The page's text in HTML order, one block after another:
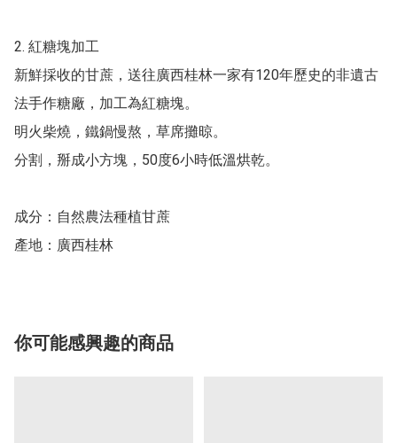
2. 紅糖塊加工
新鮮採收的甘蔗，送往廣西桂林一家有120年歷史的非遺古
法手作糖廠，加工為紅糖塊。
明火柴燒，鐵鍋慢熬，草席攤晾。
分割，掰成小方塊，50度6小時低溫烘乾。
成分：自然農法種植甘蔗
你可能感興趣的商品